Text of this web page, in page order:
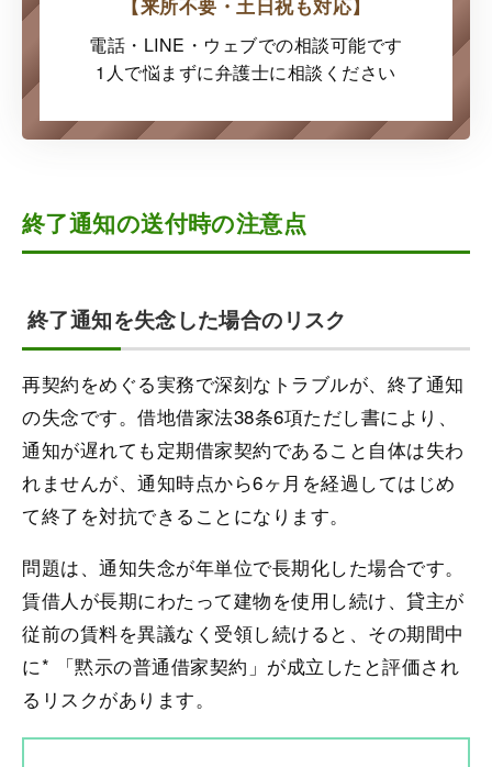
電話・LINE・ウェブでの相談可能です
1人で悩まずに弁護士に相談ください
終了通知の送付時の注意点
終了通知を失念した場合のリスク
再契約をめぐる実務で深刻なトラブルが、終了通知
の失念です。借地借家法38条6項ただし書により、
通知が遅れても定期借家契約であること自体は失わ
れませんが、通知時点から6ヶ月を経過してはじめ
て終了を対抗できることになります。
問題は、通知失念が年単位で長期化した場合です。
賃借人が長期にわたって建物を使用し続け、貸主が
従前の賃料を異議なく受領し続けると、その期間中
に* 「黙示の普通借家契約」が成立したと評価され
るリスクがあります。